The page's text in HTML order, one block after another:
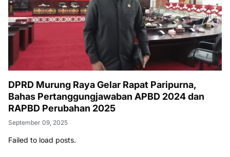
DPRD Murung Raya Gelar Rapat Paripurna,
Bahas Pertanggungjawaban APBD 2024 dan
RAPBD Perubahan 2025
September 09, 2025
Failed to load posts.